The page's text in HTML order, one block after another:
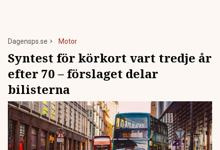
Dagensps.se Motor
Syntest för körkort vart tredje år
efter 70 – förslaget delar
bilisterna